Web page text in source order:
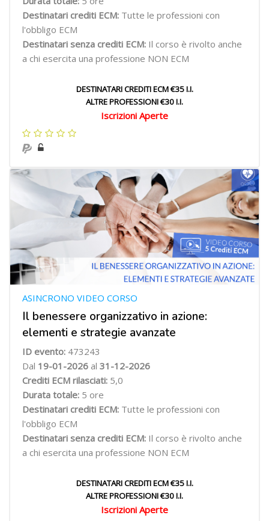
Destinatari crediti ECM: Tutte le professioni con
l'obbligo ECM
Destinatari senza crediti ECM: Il corso è rivolto anche
a chi esercita una professione NON ECM
DESTINATARI CREDITI ECM €35 I.I.
ALTRE PROFESSIONI €30 I.I.
Iscrizioni Aperte
Il benessere organizzativo in azione:
elementi e strategie avanzate
ASINCRONO VIDEO CORSO
ID evento: 473243
Dal 19-01-2026 al 31-12-2026
Crediti ECM rilasciati: 5,0
Durata totale: 5 ore
Destinatari crediti ECM: Tutte le professioni con
l'obbligo ECM
Destinatari senza crediti ECM: Il corso è rivolto anche
a chi esercita una professione NON ECM
DESTINATARI CREDITI ECM €35 I.I.
ALTRE PROFESSIONI €30 I.I.
Iscrizioni Aperte